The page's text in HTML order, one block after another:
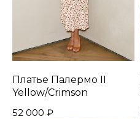
Платье Палермо II
Yellow/Crimson
52 000 ₽